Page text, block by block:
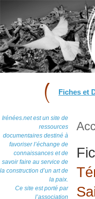
Fiches et
Irénées.net est un site de
ressources
documentaires destiné à
favoriser l’échange de
connaissances et de
savoir faire au service de
la construction d’un art de
la paix.
Ce site est porté par
l’association